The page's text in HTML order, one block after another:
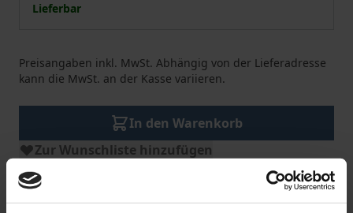
Lieferbar
Preisangaben inkl. MwSt. Abhängig von der Lieferadresse
kann die MwSt. an der Kasse variieren.
In den Warenkorb
Zur Wunschliste hinzufügen
Hinweise zu Versandkosten